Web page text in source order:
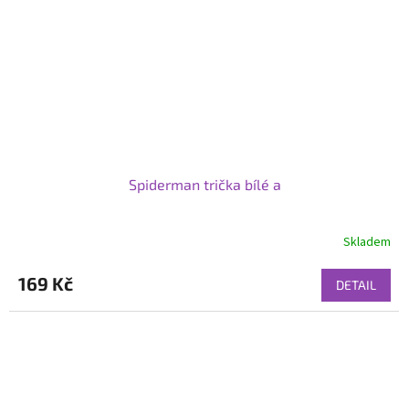
Spiderman trička bílé a
Skladem
169 Kč DETAIL